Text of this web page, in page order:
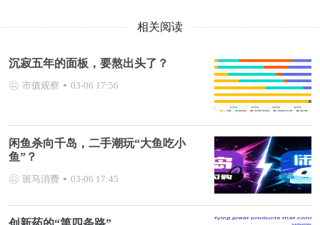
相关阅读
沉寂五年的面板，要熬出头了？
市值观察 03-06 17:56
闲鱼杀向千岛，二手潮玩“大鱼吃小
鱼”？
斑马消费 03-06 17:45